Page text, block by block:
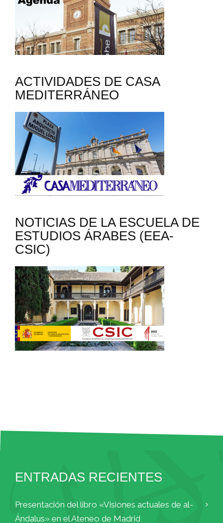
ACTIVIDADES DE CASA
MEDITERRÁNEO
NOTICIAS DE LA ESCUELA DE
ESTUDIOS ÁRABES (EEA-
CSIC)
ENTRADAS RECIENTES
Presentación del libro «Visiones actuales de al-
Ándalus» en el Ateneo de Madrid